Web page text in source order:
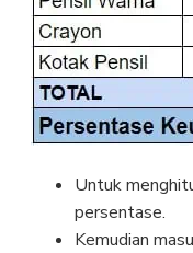
Untuk
persentase.
Kemudian